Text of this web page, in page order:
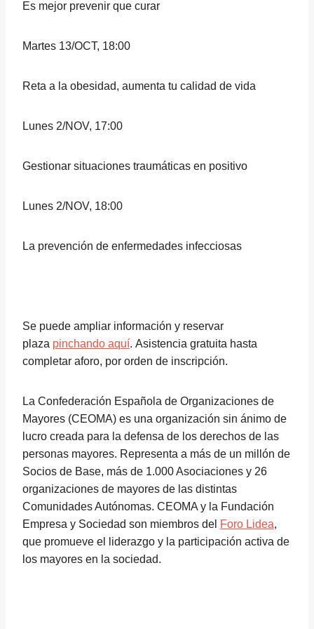
Es mejor prevenir que curar
Martes 13/OCT, 18:00
Reta a la obesidad, aumenta tu calidad de vida
Lunes 2/NOV, 17:00
Gestionar situaciones traumáticas en positivo
Lunes 2/NOV, 18:00
La prevención de enfermedades infecciosas
Se puede ampliar información y reservar
plaza pinchando aquí. Asistencia gratuita hasta
completar aforo, por orden de inscripción.
La Confederación Española de Organizaciones de
Mayores (CEOMA) es una organización sin ánimo de
lucro creada para la defensa de los derechos de las
personas mayores. Representa a más de un millón de
Socios de Base, más de 1.000 Asociaciones y 26
organizaciones de mayores de las distintas
Comunidades Autónomas. CEOMA y la Fundación
Empresa y Sociedad son miembros del Foro Lidea,
que promueve el liderazgo y la participación activa de
los mayores en la sociedad.